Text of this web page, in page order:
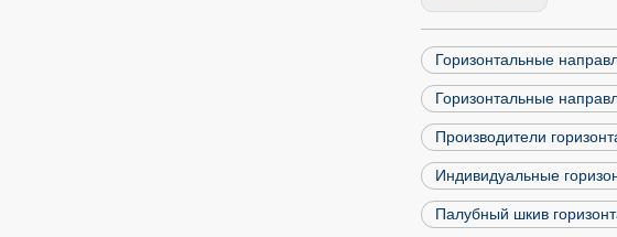
Горизонтальные
Горизонтальные
Производители
Индивидуальные
Палубный шкив